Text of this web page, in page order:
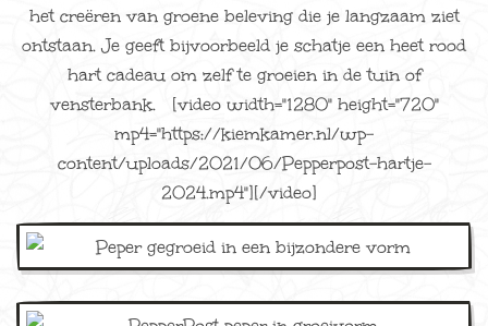
het creëren van groene beleving die je langzaam ziet
ontstaan. Je geeft bijvoorbeeld je schatje een heet rood
hart cadeau om zelf te groeien in de tuin of
vensterbank. [video width="1280" height="720"
mp4="https://kiemkamer.nl/wp-
content/uploads/2021/06/Pepperpost-hartje-
2024.mp4"][/video]